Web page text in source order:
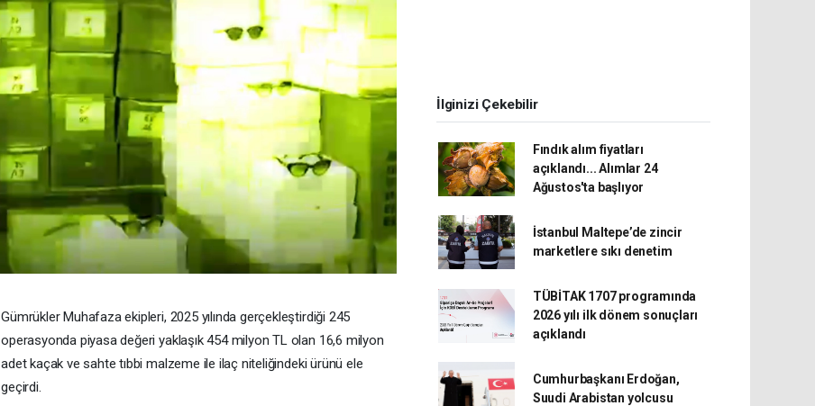
Gümrükler Muhafaza ekipleri, 2025 yılında gerçekleştirdiği 245
operasyonda piyasa değeri yaklaşık 454 milyon TL olan 16,6 milyon
adet kaçak ve sahte tıbbi malzeme ile ilaç niteliğindeki ürünü ele
geçirdi.
İlginizi Çekebilir
Fındık alım fiyatları
açıklandı... Alımlar 24
Ağustos'ta başlıyor
İstanbul Maltepe’de zincir
marketlere sıkı denetim
TÜBİTAK 1707 programında
2026 yılı ilk dönem sonuçları
açıklandı
Cumhurbaşkanı Erdoğan,
Suudi Arabistan yolcusu